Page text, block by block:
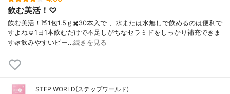
飲む美活！♡
飲む美活！🍑1包1.5ｇ✖️30本入で 、水または水無しで飲めるのは便利で
すよね☺️1日1本飲むだけで不足しがちなセラミドをしっかり補充できま
す🌿飲みやすいピー…続きを見る
STEP WORLD(ステップワールド)